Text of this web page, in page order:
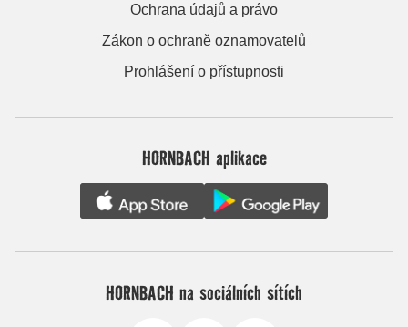
Ochrana údajů a právo
Zákon o ochraně oznamovatelů
Prohlášení o přístupnosti
HORNBACH aplikace
HORNBACH na sociálních sítích